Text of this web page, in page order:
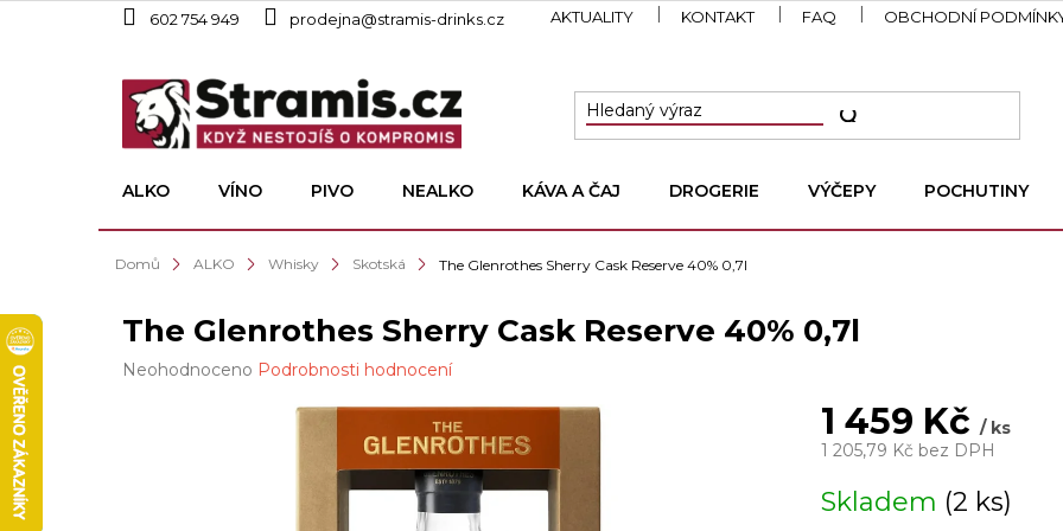
602 754 949 prodejna@stramis-drinks.cz AKTUALITY KONTAKT FAQ OBCHODNÍ
ALKO VÍNO PIVO NEALKO KÁVA A ČAJ DROGERIE VÝČEPY POCHUTINY
Domů ALKO Whisky Skotská The Glenrothes Sherry Cask Reserve 40% 0,7l
The Glenrothes Sherry Cask Reserve 40% 0,7l
Průměrné
Neohodnoceno Podrobnosti hodnocení
1 459 Kč/ ks
1 205,79 Kč bez DPH
cena:
Skladem (2 ks)